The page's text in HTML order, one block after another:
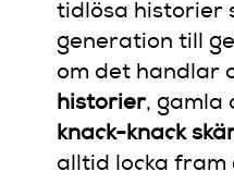
tidlösa historier
generation till
om det handlar
historier, gamla
knack-knack
alltid locka fram